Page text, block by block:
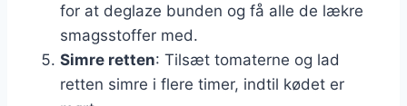
for at deglaze bunden og få alle de lækre
smagsstoffer med.
Simre retten: Tilsæt tomaterne og lad
retten simre i flere timer, indtil kødet er